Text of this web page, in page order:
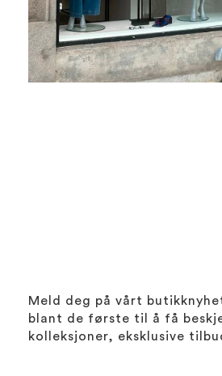
Meld deg på vårt
blant de første til å få
kolleksjoner, eksklusive